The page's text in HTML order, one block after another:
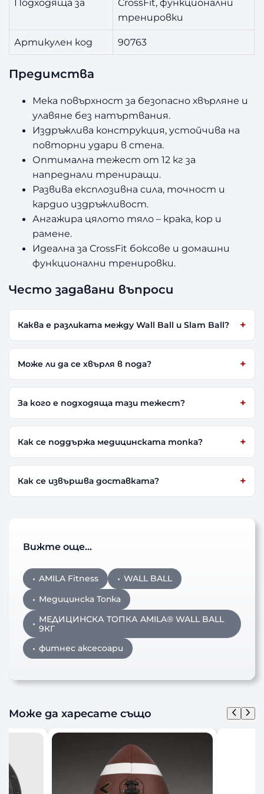
тренировки
Артикулен код 90763
Предимства
Мека повърхност за безопасно хвърляне и
улавяне без натъртвания.
Издръжлива конструкция, устойчива на
повторни удари в стена.
Оптимална тежест от 12 кг за
напреднали трениращи.
Развива експлозивна сила, точност и
кардио издръжливост.
Ангажира цялото тяло – крака, кор и
рамене.
Идеална за CrossFit боксове и домашни
функционални тренировки.
Често задавани въпроси
Каква е разликата между Wall Ball и Slam Ball?
Може ли да се хвърля в пода?
За кого е подходяща тази тежест?
Как се поддържа медицинската топка?
Как се извършва доставката?
Вижте още…
AMILA Fitness
WALL BALL
Медицинска Топка
МЕДИЦИНСКА ТОПКА AMILA® WALL BALL
9КГ
фитнес аксесоари
Може да харесате също